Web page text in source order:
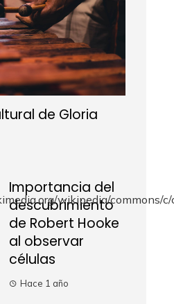
de Gloria
Importancia del
descubrimiento
de Robert Hooke
al observar
células
Hace 1 año